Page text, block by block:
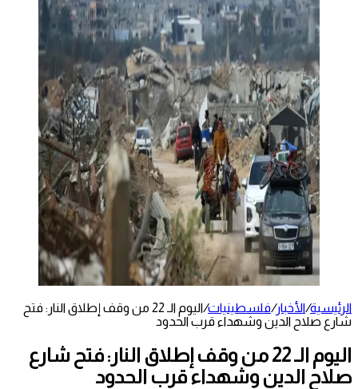
الرئيسية/الأخبار/فلسطينيات/
اليوم الـ 22 من وقف إطلاق النار: فتح
شارع صلاح الدين وشهداء قرب الحدود
اليوم الـ 22 من وقف إطلاق النار: فتح شارع
صلاح الدين وشهداء قرب الحدود